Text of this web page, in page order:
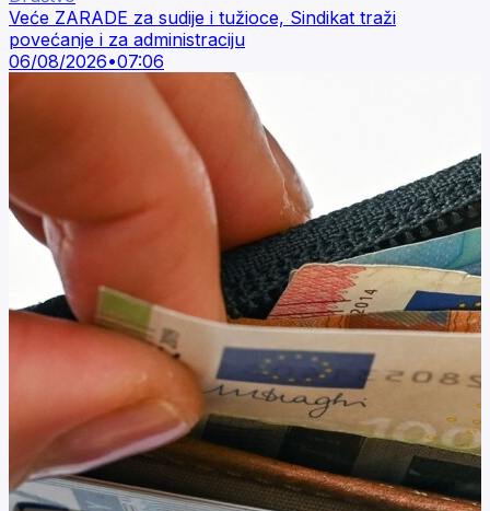
Veće ZARADE za sudije i tužioce, Sindikat traži
povećanje i za administraciju
06/08/2026•07:06